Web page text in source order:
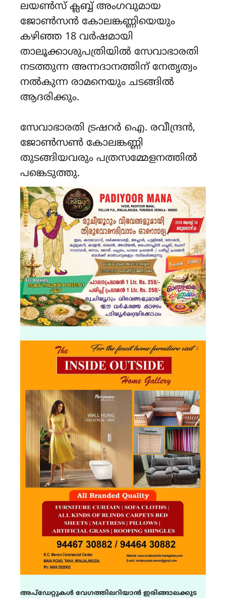
ലയൺസ് ക്ലബ്ബ് അംഗവുമായ
ജോൺസൻ കോലങ്കണ്ണിയെയും
കഴിഞ്ഞ 18 വർഷമായി
താലൂക്കാശുപത്രിയിൽ സേവാഭാരതി
നടത്തുന്ന അന്നദാനത്തിന് നേതൃത്വം
നൽകുന്ന രാമനെയും ചടങ്ങിൽ
ആദരിക്കും.
സേവാഭാരതി ട്രഷറർ ഐ. രവീന്ദ്രൻ,
ജോൺസൺ കോലങ്കണ്ണി
തുടങ്ങിയവരും പത്രസമ്മേളനത്തിൽ
പങ്കെടുത്തു.
അപ്ഡേറ്റുകൾ വേഗത്തിലറിയാൻ ഇരിങ്ങാലക്കുട